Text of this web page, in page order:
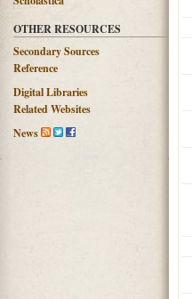
OTHER RESOURCES
Secondary Sources
Reference
Digital Libraries
Related Websites
News